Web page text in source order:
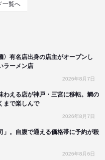
一覧へ
〉有名店出身の店主がオープンし
ラーメン店
2026年8月7日
わえる店が神戸・三宮に移転。鯛の
まで楽しんで
2026年8月7日
」。自腹で通える価格帯に予約が殺
2026年8月6日